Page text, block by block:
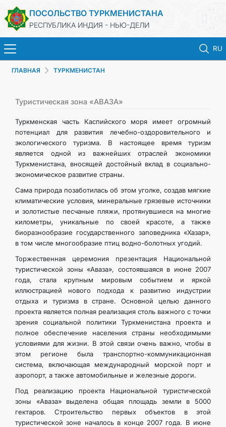
ПОСОЛЬСТВО ТУРКМЕНИСТАНА
РЕСПУБЛИКА ИНДИЯ - НЬЮ-ДЕЛИ
RU
ГЛАВНАЯ
НОВОСТИ
ТУРКМЕНИСТАН
КОНСУЛЬСКИЕ УСЛУГИ
ТУРКМЕНИСТАН ЗА РУБЕЖОМ
ИНТЕРНЕТ ГАЗЕТА
КОНТАКТНЫЕ ДАННЫЕ
ГЛАВНАЯ ТУРКМЕНИСТАН
Туристическая зона «АВАЗА»
Туркменская часть Каспийского моря имеет огромный
потенциал для развития лечебно-оздоровительного и
экологического туризма. В настоящее время туризм
является одной из важнейших отраслей экономики
Туркменистана, вносящей достойный вклад в социально-
экономическое развитие страны.
Сама природа позаботилась об этом уголке, создав мягкие
климатические условия, минеральные грязевые источники
и золотистые песчаные пляжи, протянувшиеся на многие
километры, уникальные по своей красоте, а также
биоразнообразие государственного заповедника «Хазар»,
в том числе многообразие птиц водно-болотных угодий.
Торжественная церемония презентация Национальной
туристической зоны «Аваза», состоявшаяся в июне 2007
года, стала крупным мировым событием и яркой
иллюстрацией нового подхода к развитию индустрии
отдыха и туризма в стране. Основной целью данного
проекта является полная реализация столь важного с точки
зрения социальной политики Туркменистана проекта и
полное обеспечение населения страны необходимыми
условиями для жизни. В этой связи очень важно, чтобы в
этом регионе была транспортно-коммуникационная
система, включающая международный морской порт и
аэропорт, а также автомобильные и железные дороги.
Под реализацию проекта Национальной туристической
зоны «Аваза» выделена общая площадь земли в 5000
гектаров. Строительство первых объектов в этой
туристической зоне началось в конце 2007 года. В июне